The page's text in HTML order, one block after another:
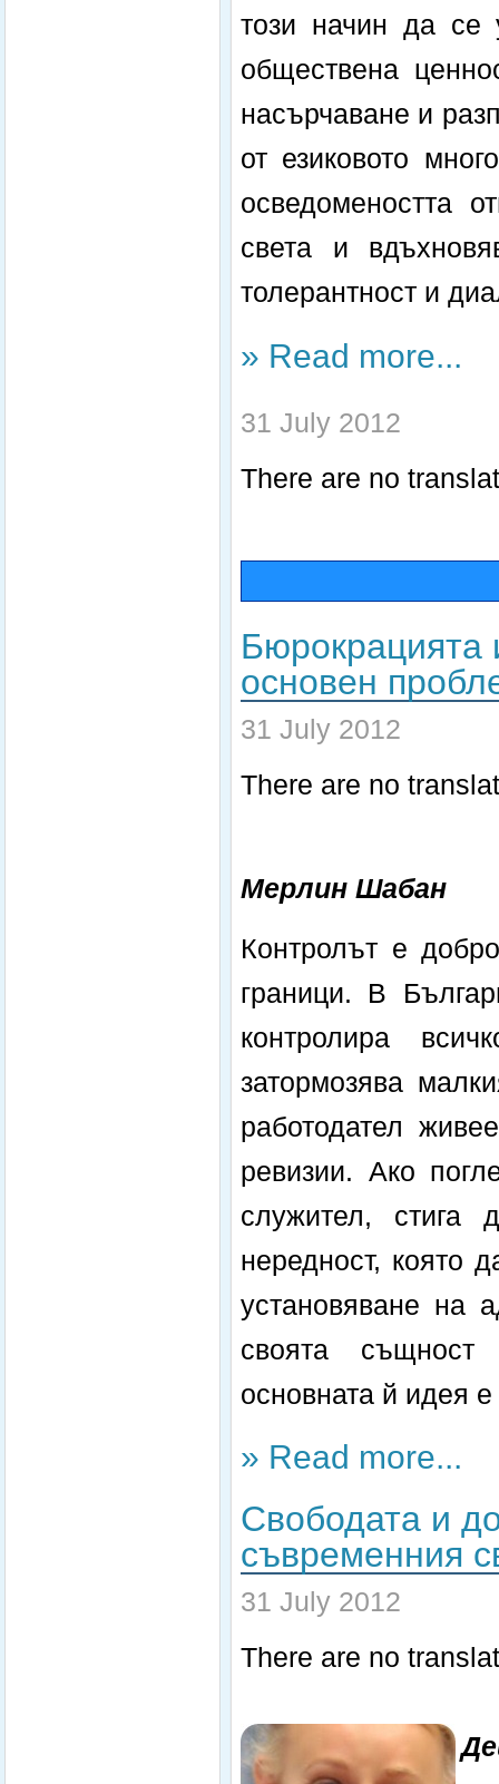
този начин да се
обществена
насърчаване и
от езиковото
осведомеността
света и
толерантност и
» Read more...
31 July 2012
There are no
Бюрокрацията
основен
31 July 2012
There are no
Мерлин Шабан
Контролът е
граници. В
контролира
затормозява
работодател
ревизии. Ако
служител, стига
нередност, която
установяване на
своята същност
основната й идея
» Read more...
Свободата и
съвременния
31 July 2012
There are no